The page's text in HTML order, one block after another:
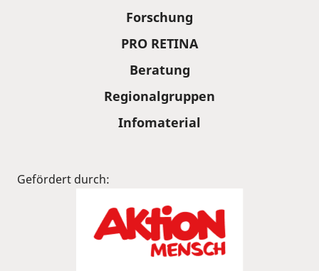
Forschung
PRO RETINA
Beratung
Regionalgruppen
Infomaterial
Gefördert durch: